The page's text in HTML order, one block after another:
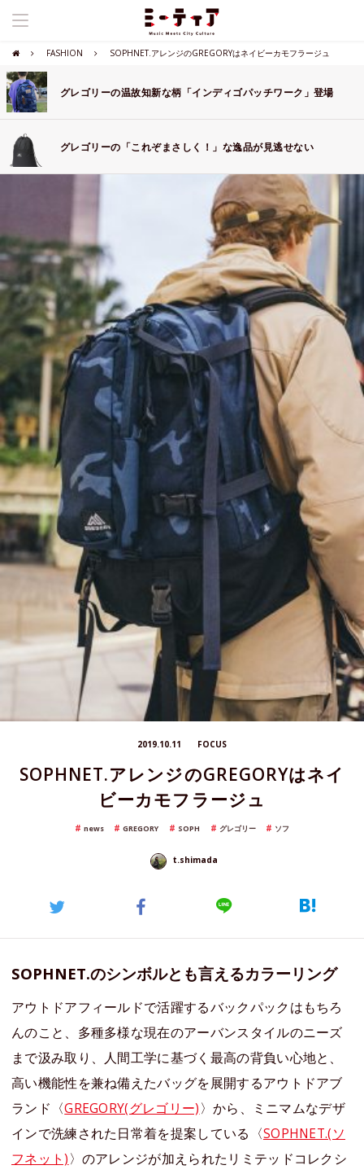
FASHION SOPHNET.アレンジのGREGORYはネイビーカモフラージュ
グレゴリーの温故知新な柄「インディゴパッチワーク」登場
グレゴリーの「これぞまさしく！」な逸品が見逃せない
2019.10.11 FOCUS
SOPHNET.アレンジのGREGORYはネイ
ビーカモフラージュ
news GREGORY SOPH グレゴリー ソフ
t.shimada
SOPHNET.のシンボルとも言えるカラーリング
アウトドアフィールドで活躍するバックパックはもちろ
んのこと、多種多様な現在のアーバンスタイルのニーズ
まで汲み取り、人間工学に基づく最高の背負い心地と、
高い機能性を兼ね備えたバッグを展開するアウトドアブ
ランド〈GREGORY(グレゴリー)〉から、ミニマムなデザ
インで洗練された日常着を提案している〈SOPHNET.(ソ
フネット)〉のアレンジが加えられたリミテッドコレクシ